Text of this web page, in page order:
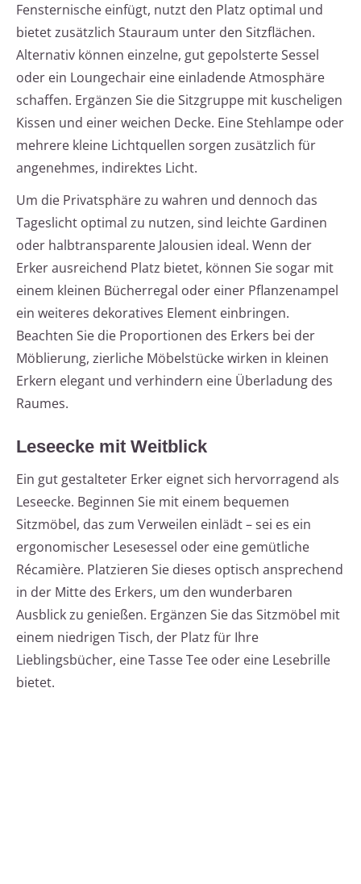
Fensternische einfügt, nutzt den Platz optimal und
bietet zusätzlich Stauraum unter den Sitzflächen.
Alternativ können einzelne, gut gepolsterte Sessel
oder ein Loungechair eine einladende Atmosphäre
schaffen. Ergänzen Sie die Sitzgruppe mit kuscheligen
Kissen und einer weichen Decke. Eine Stehlampe oder
mehrere kleine Lichtquellen sorgen zusätzlich für
angenehmes, indirektes Licht.
Um die Privatsphäre zu wahren und dennoch das
Tageslicht optimal zu nutzen, sind leichte Gardinen
oder halbtransparente Jalousien ideal. Wenn der
Erker ausreichend Platz bietet, können Sie sogar mit
einem kleinen Bücherregal oder einer Pflanzenampel
ein weiteres dekoratives Element einbringen.
Beachten Sie die Proportionen des Erkers bei der
Möblierung, zierliche Möbelstücke wirken in kleinen
Erkern elegant und verhindern eine Überladung des
Raumes.
Leseecke mit Weitblick
Ein gut gestalteter Erker eignet sich hervorragend als
Leseecke. Beginnen Sie mit einem bequemen
Sitzmöbel, das zum Verweilen einlädt – sei es ein
ergonomischer Lesesessel oder eine gemütliche
Récamière. Platzieren Sie dieses optisch ansprechend
in der Mitte des Erkers, um den wunderbaren
Ausblick zu genießen. Ergänzen Sie das Sitzmöbel mit
einem niedrigen Tisch, der Platz für Ihre
Lieblingsbücher, eine Tasse Tee oder eine Lesebrille
bietet.